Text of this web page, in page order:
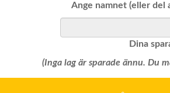
Ange namnet (eller del
Dina
(Inga lag är sparade ännu. Du